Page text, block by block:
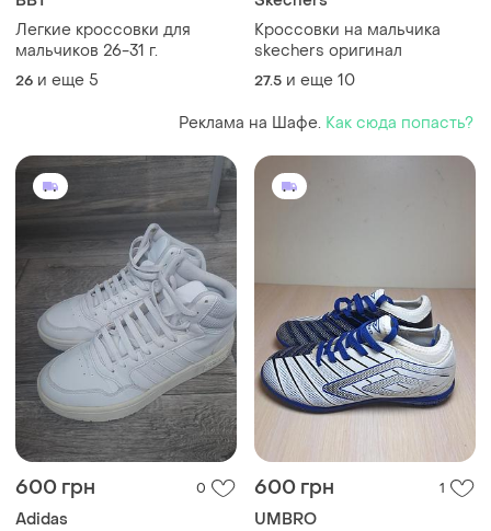
Легкие кроссовки для
мальчиков 26-31 г.
26 и еще 5
Кроссовки на мальчика
skechers оригинал
27.5 и еще 10
Реклама на Шафе. Как сюда попасть?
600 грн 0
Adidas
600 грн 1
UMBRO